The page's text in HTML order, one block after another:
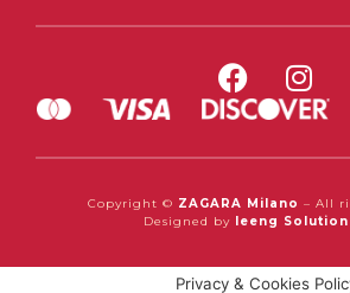
Copyright © ZAGARA Milano – All
Designed by
Ieeng
Privacy & Cookies